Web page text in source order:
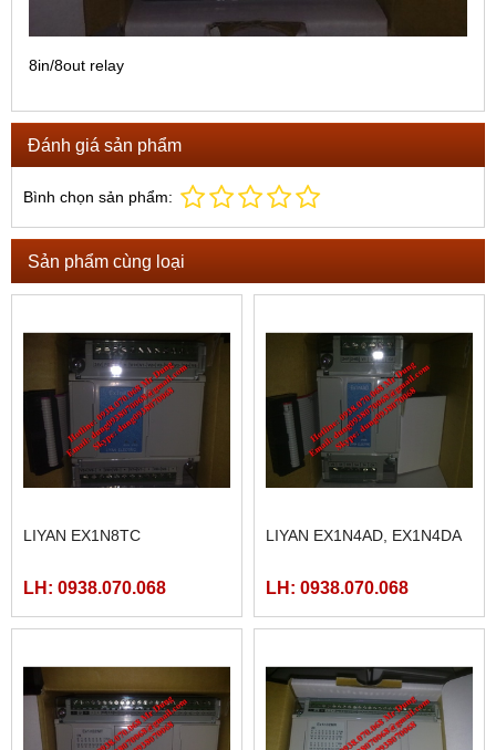
8in/8out relay
Đánh giá sản phẩm
Bình chọn sản phẩm:
Sản phẩm cùng loại
LIYAN EX1N8TC
LH: 0938.070.068
LIYAN EX1N4AD, EX1N4DA
LH: 0938.070.068